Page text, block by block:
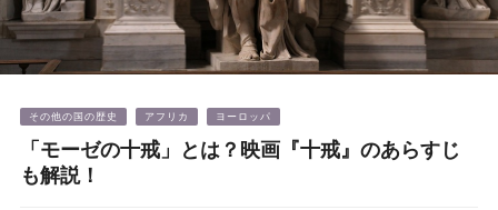
その他の国の歴史 アフリカ ヨーロッパ
「モーゼの十戒」とは？映画『十戒』のあらすじ
も解説！